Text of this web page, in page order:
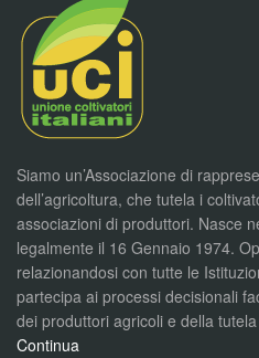
Siamo un’Associazione di
dell’agricoltura, che tutela i
associazioni di produttori. Nasce
legalmente il 16 Gennaio 1974.
relazionandosi con tutte le
partecipa ai processi decisionali
dei produttori agricoli e della
Continua